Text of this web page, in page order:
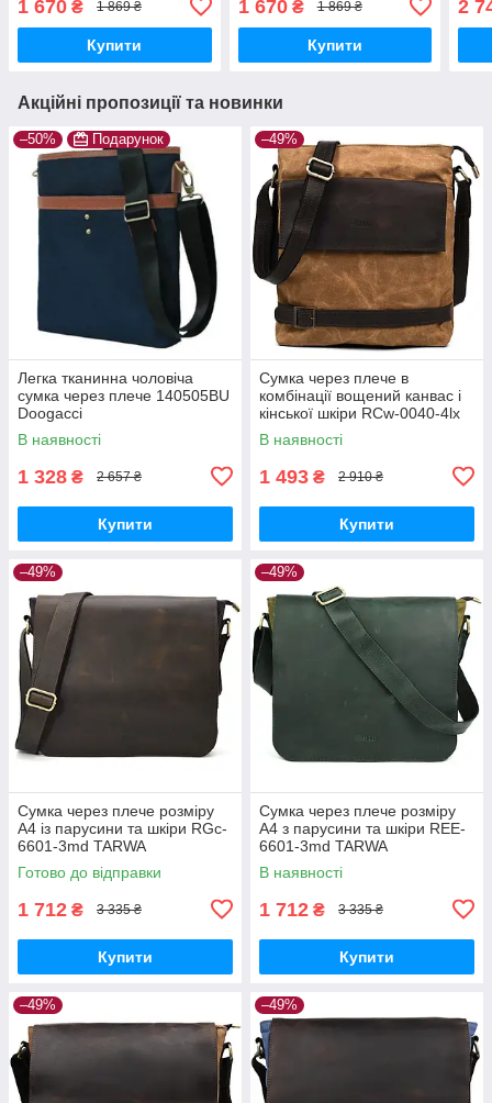
1 670 ₴ 1 869 ₴
Купити
1 670₴ 1 869 ₴
Купити
2
Акційні пропозиції та новинки
–50% Подарунок
Легка тканинна чоловіча
сумка через плече 140505BU
Doogacci
В наявності
1 328 ₴ 2 657 ₴
Купити
–49%
Сумка через плече в
комбінації вощений канвас і
кінської шкіри RCw-0040-4lx
TARWA
В наявності
1 493 ₴ 2 910 ₴
Купити
–49%
Сумка через плече розміру
А4 із парусини та шкіри RGc-
6601-3md TARWA
Готово до відправки
1 712 ₴ 3 335 ₴
Купити
–49%
Сумка через плече розміру
А4 з парусини та шкіри REE-
6601-3md TARWA
В наявності
1 712 ₴ 3 335 ₴
Купити
–49% –49%